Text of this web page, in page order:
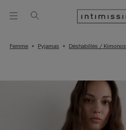
Femme Pyjamas Déshabillés / Kimonos